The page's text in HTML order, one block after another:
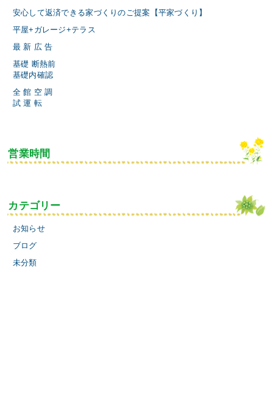
安心して返済できる家づくりのご提案【平家づくり】
平屋+ガレージ+テラス
最 新 広 告
基礎 断熱前
基礎内確認
全 館 空 調
試 運 転
営業時間
カテゴリー
お知らせ
ブログ
未分類